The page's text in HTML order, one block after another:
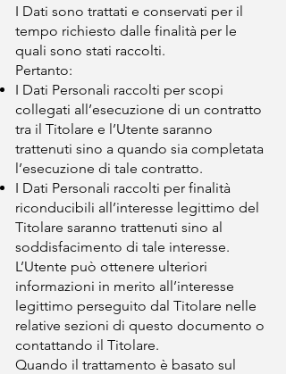
I Dati sono trattati e conservati per il
tempo richiesto dalle finalità per le
quali sono stati raccolti.
Pertanto:
I Dati Personali raccolti per scopi
collegati all’esecuzione di un contratto
tra il Titolare e l’Utente saranno
trattenuti sino a quando sia completata
l’esecuzione di tale contratto.
I Dati Personali raccolti per finalità
riconducibili all’interesse legittimo del
Titolare saranno trattenuti sino al
soddisfacimento di tale interesse.
L’Utente può ottenere ulteriori
informazioni in merito all’interesse
legittimo perseguito dal Titolare nelle
relative sezioni di questo documento o
contattando il Titolare.
Quando il trattamento è basato sul